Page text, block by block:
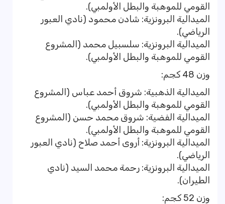
القومي للموهبة والبطل الأولمبي).
الميدالية البرونزية: شادن محمود (نادي العبور
الرياضي).
الميدالية البرونزية: سلسبيل محمد (المشروع
القومي للموهبة والبطل الأولمبي).
وزن 48 كجم:
الميدالية الذهبية: شروق أحمد عباس (المشروع
القومي للموهبة والبطل الأولمبي).
الميدالية الفضية: شروق محمد حسن (المشروع
القومي للموهبة والبطل الأولمبي).
الميدالية البرونزية: أروى أحمد صلاح (نادي العبور
الرياضي).
الميدالية البرونزية: رحمة محمد السيد (نادي
الطيران).
وزن 52 كجم: